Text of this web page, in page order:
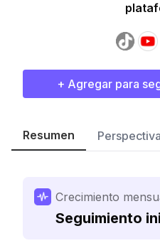
+ Agregar para
Resumen
Crecimiento
Seguimiento